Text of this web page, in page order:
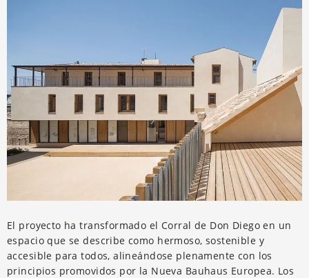
El proyecto ha transformado el Corral de Don Diego en un
espacio que se describe como hermoso, sostenible y
accesible para todos, alineándose plenamente con los
principios promovidos por la Nueva Bauhaus Europea. Los